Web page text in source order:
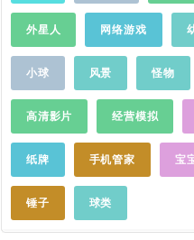
都不能错过；√ 让最
义闹钟铃声和响铃界
人会呈现在眼前，让
床；√ 云端同步备份
啦！问题及反馈意见
（正点闹钟）：@正
支持可创建 ZIP, RAR,
可解压ZIP, JAR, APK,
GZIP压缩文件. -支持
RAR文件中的内容并
持菜单键可快速打开
html...) , 管理文件/文
移动, 复制, 删除 -支持
解压缩ZIP文件（兼容
APP2SD功能（支持
创建加密ZIP文件功能
位"的方式加密并兼容
解密解压功能）
外星人 网络游戏
小球 风景 怪物
高清影片 经营模拟
纸牌 手机管家 宝
锤子 球类